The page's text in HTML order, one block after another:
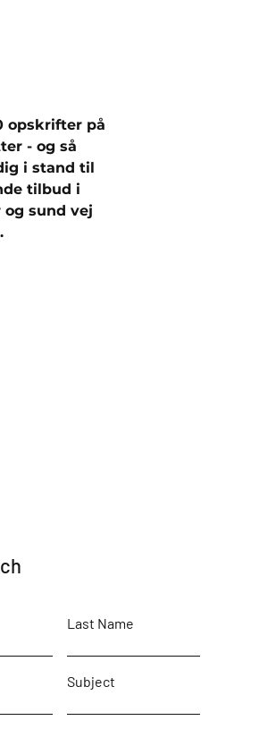
opskrifter på
- og så
i stand til
tilbud i
sund vej
Last Name
Subject